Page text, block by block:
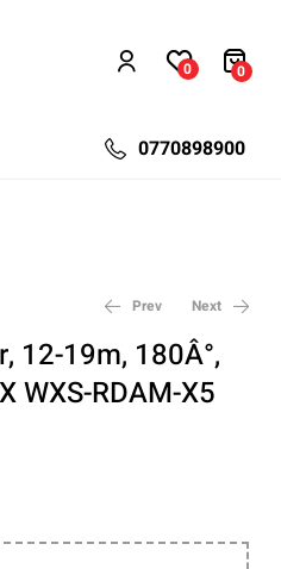
0 0
0770898900
Prev
1.014,00lei
780,00lei
Next
2.553,72
1.964,40lei
12-19m, 180Â°,
WXS-RDAM-X5